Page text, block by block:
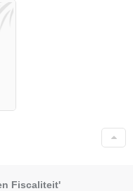
Fiscaliteit'